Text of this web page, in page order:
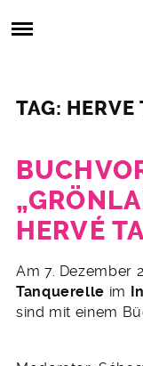
to
Stories
Comics,
TAG: HERVE
HERVÉ
22.
November
2017
Am 7. Dezember
Tanquerelle im
sind mit einem